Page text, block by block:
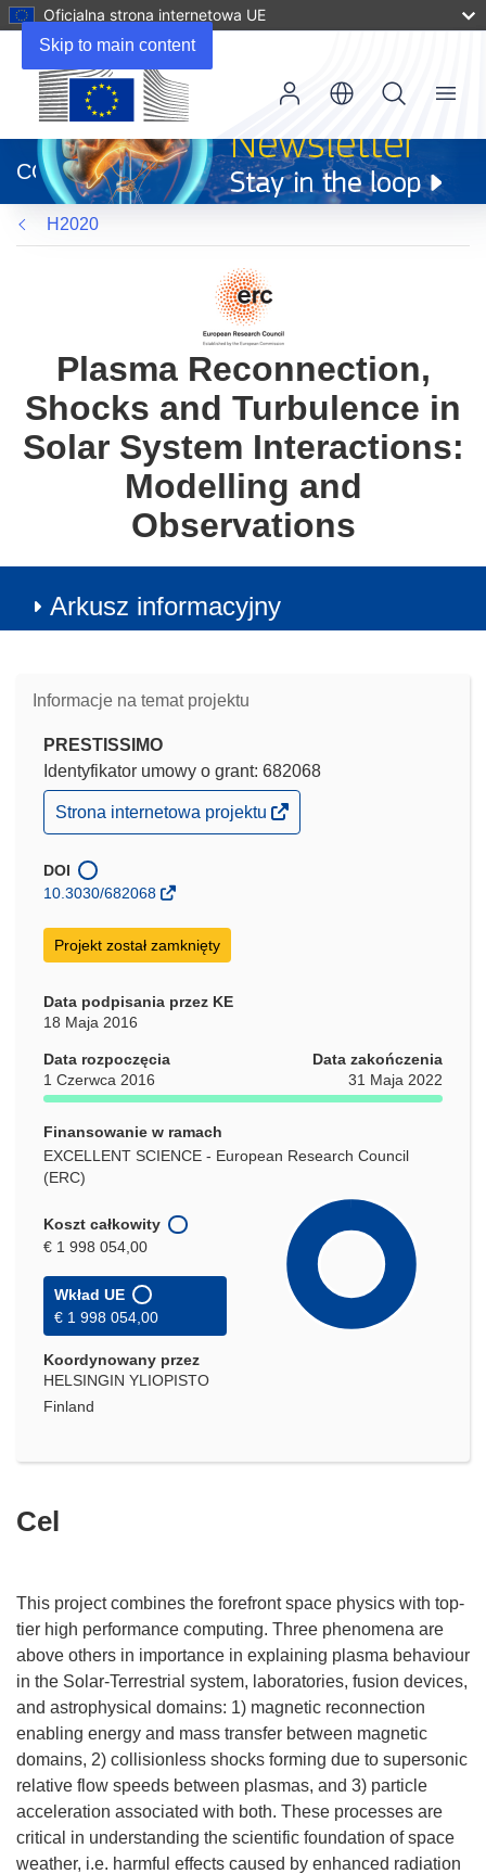
Skip to main content
Oficjalna strona internetowa UE
otworzy
się
w
nowym
oknie)
CORDIS
Menu
H2020
Plasma Reconnection,
Shocks and Turbulence in
Solar System Interactions:
Modelling and
Observations
Arkusz informacyjny
Informacje na temat projektu
PRESTISSIMO
Identyfikator umowy o grant: 682068
(odnośnik
otworzy
w
nowym
Strona internetowa projektu
DOI
10.3030/682068
Projekt został zamknięty
Data podpisania przez KE
18 Maja 2016
Data rozpoczęcia
1 Czerwca 2016
Data zakończenia
31 Maja 2022
Finansowanie w ramach
EXCELLENT SCIENCE - European Research Council
(ERC)
Koszt całkowity
€ 1 998 054,00
Wkład UE
€ 1 998 054,00
Koordynowany przez
HELSINGIN YLIOPISTO
Finland
Cel
This project combines the forefront space physics with top-
tier high performance computing. Three phenomena are
above others in importance in explaining plasma behaviour
in the Solar-Terrestrial system, laboratories, fusion devices,
and astrophysical domains: 1) magnetic reconnection
enabling energy and mass transfer between magnetic
domains, 2) collisionless shocks forming due to supersonic
relative flow speeds between plasmas, and 3) particle
acceleration associated with both. These processes are
critical in understanding the scientific foundation of space
weather, i.e. harmful effects caused by enhanced radiation